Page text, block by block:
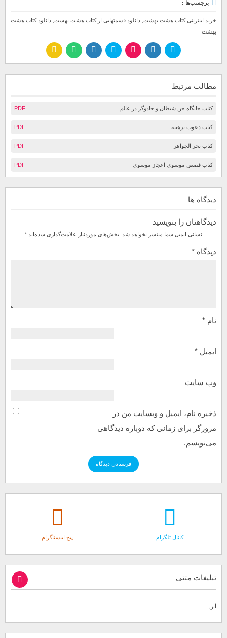
برچسب‌ها :
خرید اینترنتی کتاب هشت بهشت دانلود قسمتهایی از کتاب هشت بهشت دانلود کتاب هشت
بهشت
مطالب مرتبط
PDF کتاب جایگاه جن شیطان و جادوگر در عالم
PDF کتاب دعوت برهتیه
PDF کتاب بحر الجواهر
PDF کتاب قصص موسوی اعجاز موسوی
دیدگاه ها
دیدگاهتان را بنویسید
نشانی ایمیل شما منتشر نخواهد شد. بخش‌های موردنیاز علامت‌گذاری شده‌اند *
دیدگاه *
نام *
ایمیل *
وب‌ سایت
ذخیره نام، ایمیل و وبسایت من در
مرورگر برای زمانی که دوباره دیدگاهی
می‌نویسم.
کانال تلگرام پیج اینستاگرام
تبلیغات متنی
این